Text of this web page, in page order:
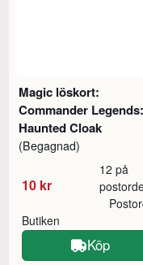
Magic löskort:
Commander Legends:
Haunted Cloak
(Begagnad)
10 kr
12 på
Butiken
Köp